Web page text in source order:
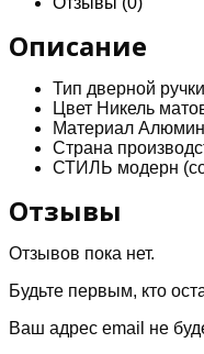
08
BIG
никель
матовый
никель
блестящий
Описание
Тип дверной
Цвет Никель
Материал
Страна
СТИЛЬ модерн
Отзывы
Отзывов пока нет.
Будьте первым, кто
Ваш адрес email не